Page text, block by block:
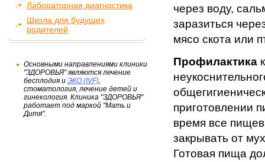
Лабораторная диагностика
Школа для будущих
родителей
Основными направлениями клиники
"ЗДОРОВЬЯ" являются лечение
бесплодия и ЭКО (IVF),
стоматология, лечение детей и
гинекология. Клиника "ЗДОРОВЬЯ"
работает под маркой "Мать и
Дитя".
через воду,
заразиться
мясо скота или
Профилактика
приготовлении
время все
закрывать от
Готовая пища